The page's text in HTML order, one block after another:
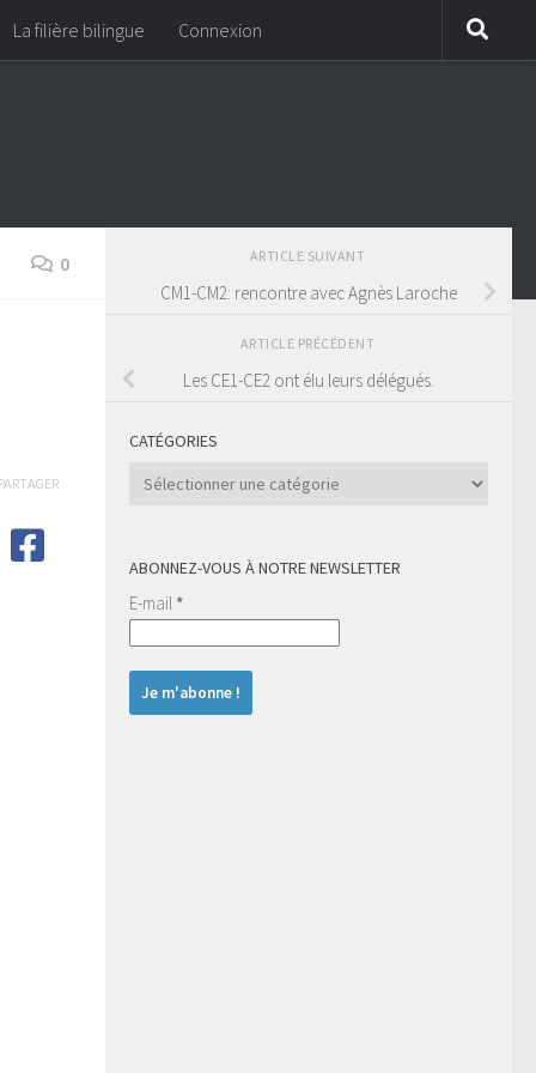
La filière bilingue Connexion
0 ARTICLE SUIVANT
CM1-CM2: rencontre avec Agnès Laroche
ARTICLE PRÉCÉDENT
Les CE1-CE2 ont élu leurs délégués.
CATÉGORIES
Catégories
ABONNEZ-VOUS À NOTRE NEWSLETTER
E-mail *